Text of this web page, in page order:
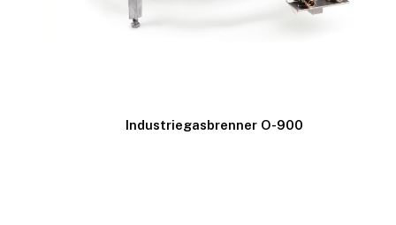
Industriegasbrenner O-900